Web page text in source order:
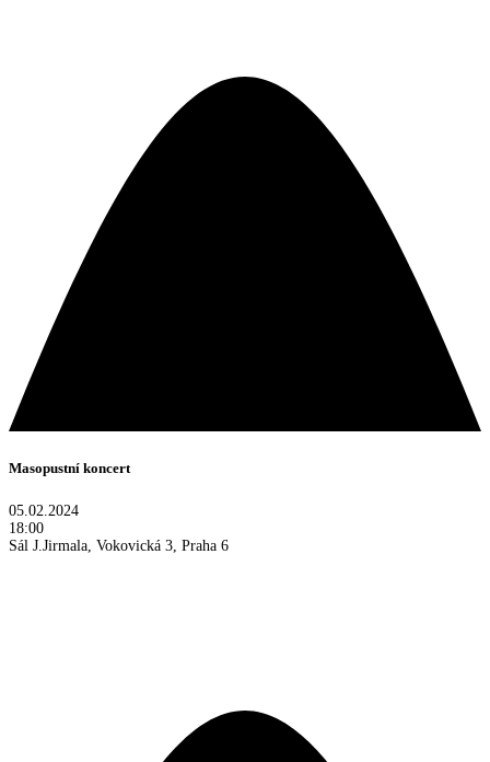
Masopustní koncert
05.02.2024
18:00
Sál J.Jirmala, Vokovická 3, Praha 6